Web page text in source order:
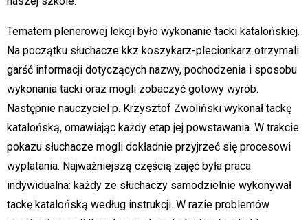
Tematem plenerowej lekcji było wykonanie tacki katalońskiej.
Na początku słuchacze kkz koszykarz-plecionkarz otrzymali
garść informacji dotyczących nazwy, pochodzenia i sposobu
wykonania tacki oraz mogli zobaczyć gotowy wyrób.
Następnie nauczyciel p. Krzysztof Zwoliński wykonał tackę
katalońską, omawiając każdy etap jej powstawania. W trakcie
pokazu słuchacze mogli dokładnie przyjrzeć się procesowi
wyplatania. Najważniejszą częścią zajęć była praca
indywidualna: każdy ze słuchaczy samodzielnie wykonywał
tackę katalońską według instrukcji. W razie problemów